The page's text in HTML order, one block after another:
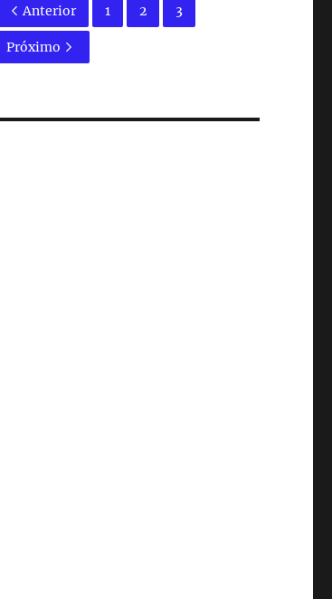
Anterior 1 2 3
Próximo